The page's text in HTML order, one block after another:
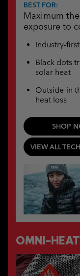
BEST FOR:
Maximum
exposure to
Industry-
Black dots
solar heat
Outside-in
heat loss
SHOP
VIEW ALL
OMNI-